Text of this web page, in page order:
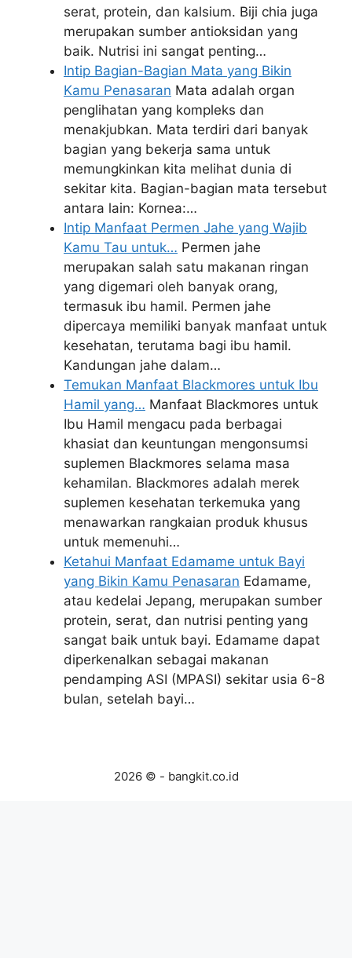
serat, protein, dan kalsium. Biji chia juga
merupakan sumber antioksidan yang
baik. Nutrisi ini sangat penting…
Intip Bagian-Bagian Mata yang Bikin
Kamu Penasaran Mata adalah organ
penglihatan yang kompleks dan
menakjubkan. Mata terdiri dari banyak
bagian yang bekerja sama untuk
memungkinkan kita melihat dunia di
sekitar kita. Bagian-bagian mata tersebut
antara lain: Kornea:…
Intip Manfaat Permen Jahe yang Wajib
Kamu Tau untuk… Permen jahe
merupakan salah satu makanan ringan
yang digemari oleh banyak orang,
termasuk ibu hamil. Permen jahe
dipercaya memiliki banyak manfaat untuk
kesehatan, terutama bagi ibu hamil.
Kandungan jahe dalam…
Temukan Manfaat Blackmores untuk Ibu
Hamil yang… Manfaat Blackmores untuk
Ibu Hamil mengacu pada berbagai
khasiat dan keuntungan mengonsumsi
suplemen Blackmores selama masa
kehamilan. Blackmores adalah merek
suplemen kesehatan terkemuka yang
menawarkan rangkaian produk khusus
untuk memenuhi…
Ketahui Manfaat Edamame untuk Bayi
yang Bikin Kamu Penasaran Edamame,
atau kedelai Jepang, merupakan sumber
protein, serat, dan nutrisi penting yang
sangat baik untuk bayi. Edamame dapat
diperkenalkan sebagai makanan
pendamping ASI (MPASI) sekitar usia 6-8
bulan, setelah bayi…
2026 © - bangkit.co.id